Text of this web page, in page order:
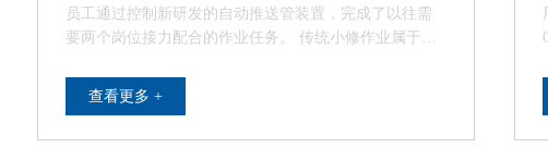
员工通过控制新研发的自动推送管装置，完成了以往需
要两个岗位接力配合的作业任务。 传统小修作业属于劳
查看更多 +